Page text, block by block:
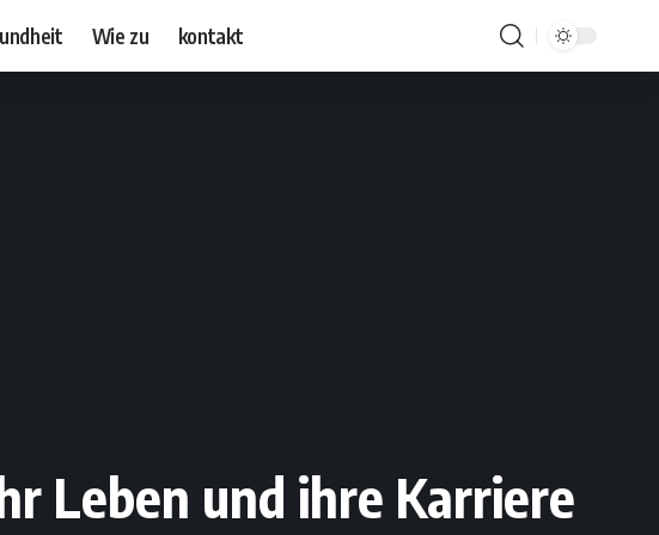
Wie zu kontakt
Leben und ihre Karriere